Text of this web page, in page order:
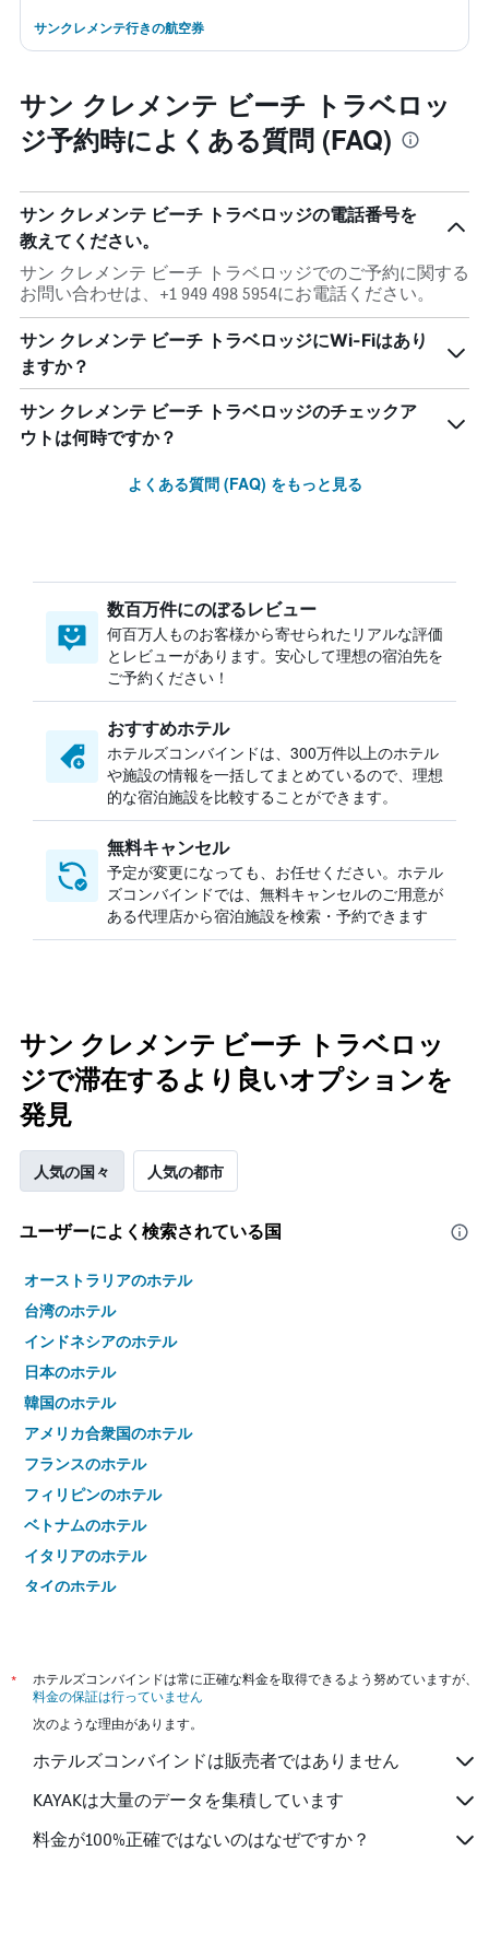
サンクレメンテ行きの航空券
サン クレメンテ ビーチ トラベロッ
ジ予約時によくある質問 (FAQ)
サン クレメンテ ビーチ トラベロッジの電話番号を
教えてください。
サン クレメンテ ビーチ トラベロッジでのご予約に関する
お問い合わせは、+1 949 498 5954にお電話ください。
サン クレメンテ ビーチ トラベロッジにWi-Fiはあり
ますか？
サン クレメンテ ビーチ トラベロッジのチェックア
ウトは何時ですか？
よくある質問 (FAQ) をもっと見る
数百万件にのぼるレビュー
何百万人ものお客様から寄せられたリアルな評価
とレビューがあります。安心して理想の宿泊先を
ご予約ください！
おすすめホテル
ホテルズコンバインドは、300万件以上のホテル
や施設の情報を一括してまとめているので、理想
的な宿泊施設を比較することができます。
無料キャンセル
予定が変更になっても、お任せください。ホテル
ズコンバインドでは、無料キャンセルのご用意が
ある代理店から宿泊施設を検索・予約できます
サン クレメンテ ビーチ トラベロッ
ジで滞在するより良いオプションを
発見
人気の国々 人気の都市
ユーザーによく検索されている国
オーストラリアのホテル
台湾のホテル
インドネシアのホテル
日本のホテル
韓国のホテル
アメリカ合衆国のホテル
フランスのホテル
フィリピンのホテル
ベトナムのホテル
イタリアのホテル
タイのホテル
*
ホテルズコンバインドは常に正確な料金を取得できるよう努めていますが、
料金の保証は行っていません
次のような理由があります。
ホテルズコンバインドは販売者ではありません
KAYAKは大量のデータを集積しています
料金が100%正確ではないのはなぜですか？